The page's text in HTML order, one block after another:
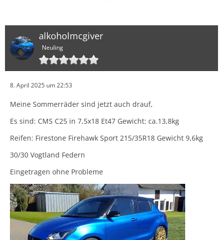
alkoholmcgiver
Neuling
8. April 2025 um 22:53
Meine Sommerräder sind jetzt auch drauf,
Es sind: CMS C25 in 7,5x18 Et47 Gewicht: ca.13,8kg
Reifen: Firestone Firehawk Sport 215/35R18 Gewicht 9,6kg
30/30 Vogtland Federn
Eingetragen ohne Probleme